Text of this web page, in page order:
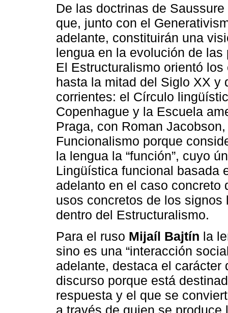
De las doctrinas de
que, junto con el
adelante, constituirán una
lengua en la evolución de
El Estructuralismo orientó
hasta la mitad del Siglo XX y
corrientes: el Círculo
Copenhague y la Escuela
Praga, con Roman
Funcionalismo porque
la lengua la “función”, cuyo
Lingüística funcional basada
adelanto en el caso concreto
usos concretos de los
dentro del Estructuralismo.
Para el ruso Mijaíl Bajtín la
sino es una “interacción
adelante, destaca el
discurso porque está
respuesta y el que se
a través de quien se